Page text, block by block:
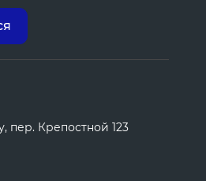
пер. Крепостной 123